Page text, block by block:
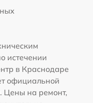
истечении
в Краснодаре
официальной
Цены на ремонт,